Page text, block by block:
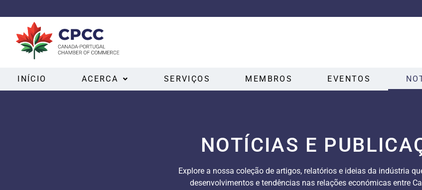
INÍCIO ACERCA SERVIÇOS MEMBROS EVENTOS
NOTÍCIAS E
Explore a nossa coleção de artigos, relatórios e ideias da indústria
desenvolvimentos e tendências nas relações económicas entre